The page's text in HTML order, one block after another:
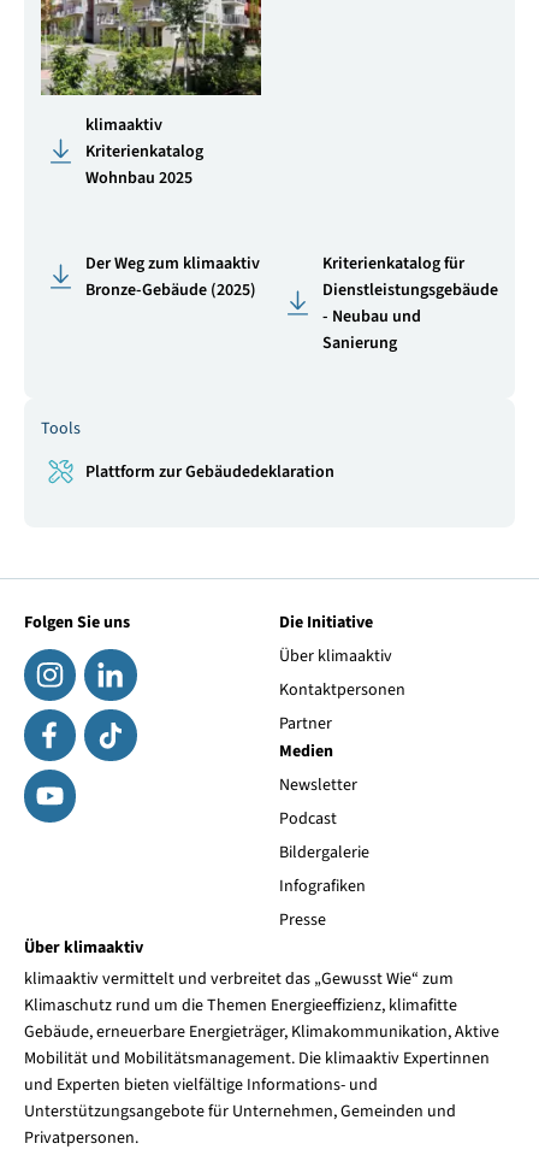
klimaaktiv
Kriterienkatalog
Wohnbau 2025
Der Weg zum klimaaktiv
Bronze-Gebäude (2025)
Kriterienkatalog für
Dienstleistungsgebäude
- Neubau und
Sanierung
Tools
Plattform zur Gebäudedeklaration
Folgen Sie uns
Die Initiative
Über klimaaktiv
Kontaktpersonen
Partner
Medien
Newsletter
Podcast
Bildergalerie
Infografiken
Presse
Über klimaaktiv
klimaaktiv vermittelt und verbreitet das „Gewusst Wie“ zum
Klimaschutz rund um die Themen Energieeffizienz, klimafitte
Gebäude, erneuerbare Energieträger, Klimakommunikation, Aktive
Mobilität und Mobilitätsmanagement. Die klimaaktiv Expertinnen
und Experten bieten vielfältige Informations- und
Unterstützungsangebote für Unternehmen, Gemeinden und
Privatpersonen.